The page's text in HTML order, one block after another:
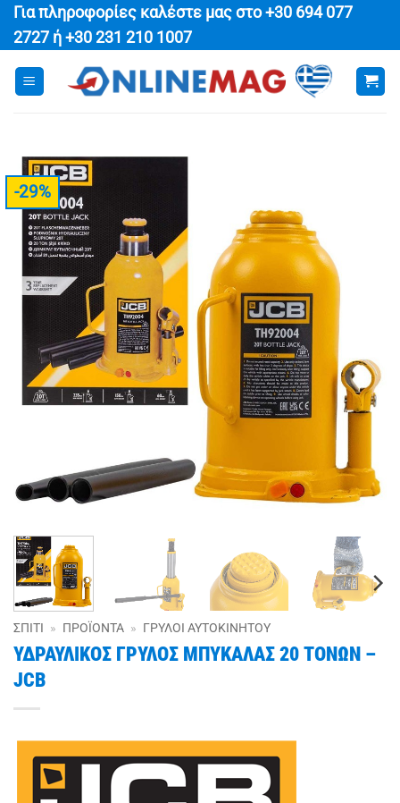
Μετάβαση
στο
περιεχόμενο
Για πληροφορίες καλέστε μας στο +30 694 077
2727 ή +30 231 210 1007
-29%
ΣΠΊΤΙ » ΠΡΟΪΌΝΤΑ » ΓΡΎΛΟΙ ΑΥΤΟΚΙΝΉΤΟΥ
ΥΔΡΑΥΛΙΚΟΣ ΓΡΥΛΟΣ ΜΠΥΚΑΛΑΣ 20 ΤΟΝΩΝ –
JCB